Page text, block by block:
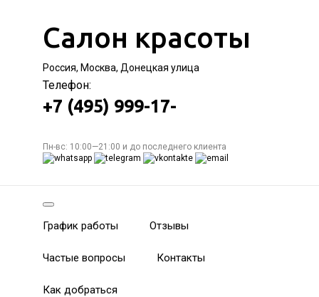
Салон красоты
Россия, Москва, Донецкая улица
Телефон:
+7 (495) 999-17-
Пн-вс: 10:00—21:00 и до последнего клиента
График работы Отзывы
Частые вопросы Контакты
Как добраться